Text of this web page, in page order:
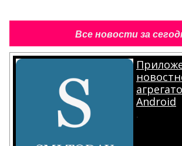
Все новости за
Android
.